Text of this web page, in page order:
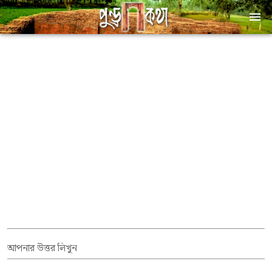
আপনার উত্তর লিখুন